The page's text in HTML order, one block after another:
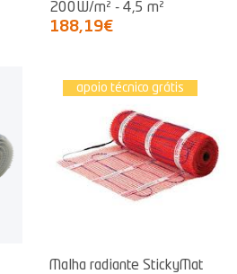
200W/m² - 4,5 m²
188,19€
apoio técnico grátis
Malha radiante StickyMat